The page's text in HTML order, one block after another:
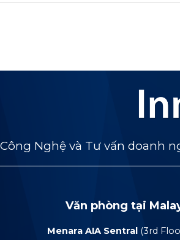
Nghệ và Tư vấn doanh
Văn phòng tại
Menara AIA Sentral (3rd